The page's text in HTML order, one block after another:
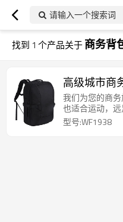
请输入一个搜索词
找到 1 个产品关于商务背
高级城市商
我们为您的商务
也适合运动，远
型号:WF1938